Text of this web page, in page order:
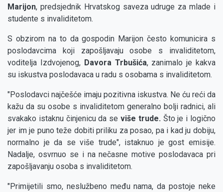
Marijon, predsjednik Hrvatskog saveza udruge za mlade i
studente s invaliditetom.
S obzirom na to da gospodin Marijon često komunicira s
poslodavcima koji zapošljavaju osobe s invaliditetom,
voditelja Izdvojenog, Davora Trbušića, zanimalo je kakva
su iskustva poslodavaca u radu s osobama s invaliditetom.
"Poslodavci najčešće imaju pozitivna iskustva. Ne ću reći da
kažu da su osobe s invaliditetom generalno bolji radnici, ali
svakako istaknu činjenicu da se više trude. Što je i logično
jer im je puno teže dobiti priliku za posao, pa i kad ju dobiju,
normalno je da se više trude", istaknuo je gost emisije.
Nadalje, osvrnuo se i na nečasne motive poslodavaca pri
zapošljavanju osoba s invaliditetom.
"Primijetili smo, neslužbeno među nama, da postoje neke